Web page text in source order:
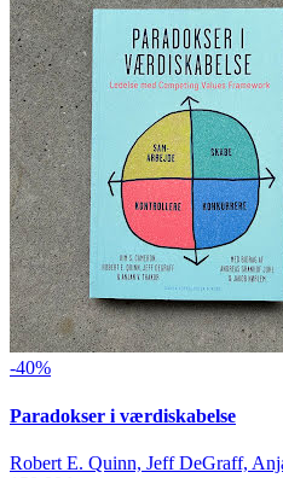
-40%
Paradokser i værdiskabelse
Robert E. Quinn, Jeff DeGraff,